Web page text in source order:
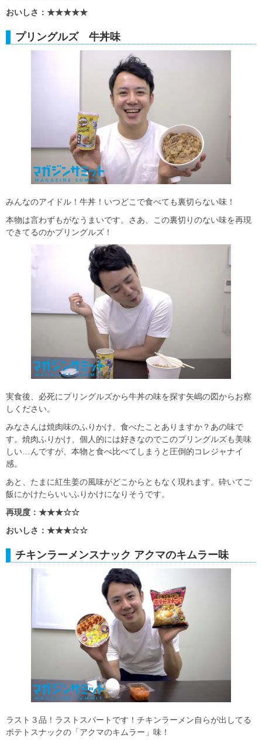
おいしさ：★★★★★
プリングルズ 牛丼味
みんなのアイドル！牛丼！いつどこで食べても裏切らない味！
本物は言わずもがなうまいです。さあ、この裏切りのない味を再現
できてるのかプリングルズ！
実食後、必死にプリングルズから牛丼の味を探す矢嶋の図からお察
しください。
みなさんは焼肉味のふりかけ、食べたことありますか？あの味で
す。焼肉ふりかけ、個人的には好きなのでこのプリングルズも美味
しい…んですが、本物と食べ比べてしまうと圧倒的コレジャナイ
感。
あと、たまに紅生姜の風味がどこからともなく現れます。砕いてご
飯にかけたらいいふりかけになりそうです。
再現度：★★★☆☆
おいしさ：★★★☆☆
チキンラーメンスナック アクマのキムラー味
ラスト３品！ラストスパートです！チキンラーメン自らが出してる
ポテトスナックの「アクマのキムラー」味！